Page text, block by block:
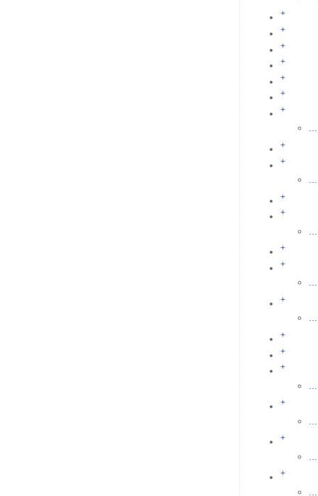
+
+
+
+
+
+
+
...
+
+
+
+
+
+
...
+
...
+
+
+
+
+
+